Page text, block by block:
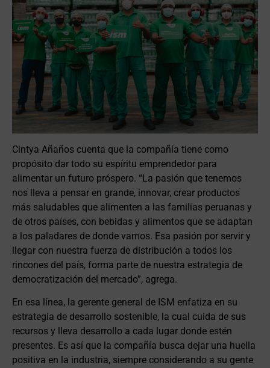
Cintya Añaños cuenta que la compañía tiene como
propósito dar todo su espíritu emprendedor para
alimentar un futuro próspero. “La pasión que tenemos
nos lleva a pensar en grande, innovar, crear productos
más saludables que alimenten a las familias peruanas y
de otros países, con bebidas y alimentos que se adaptan
a los paladares de donde vamos. Esa pasión por servir y
llegar con nuestra fuerza de distribución a todos los
rincones del país, forma parte de nuestra estrategia de
democratización del mercado”, agrega.
En esa línea, la gerente general de ISM enfatiza en su
estrategia de desarrollo sostenible, la cual cuida de sus
recursos y lleva desarrollo a cada lugar donde estén
presentes. Es así que la compañía busca dejar una huella
positiva en la industria, siempre considerando a su gente